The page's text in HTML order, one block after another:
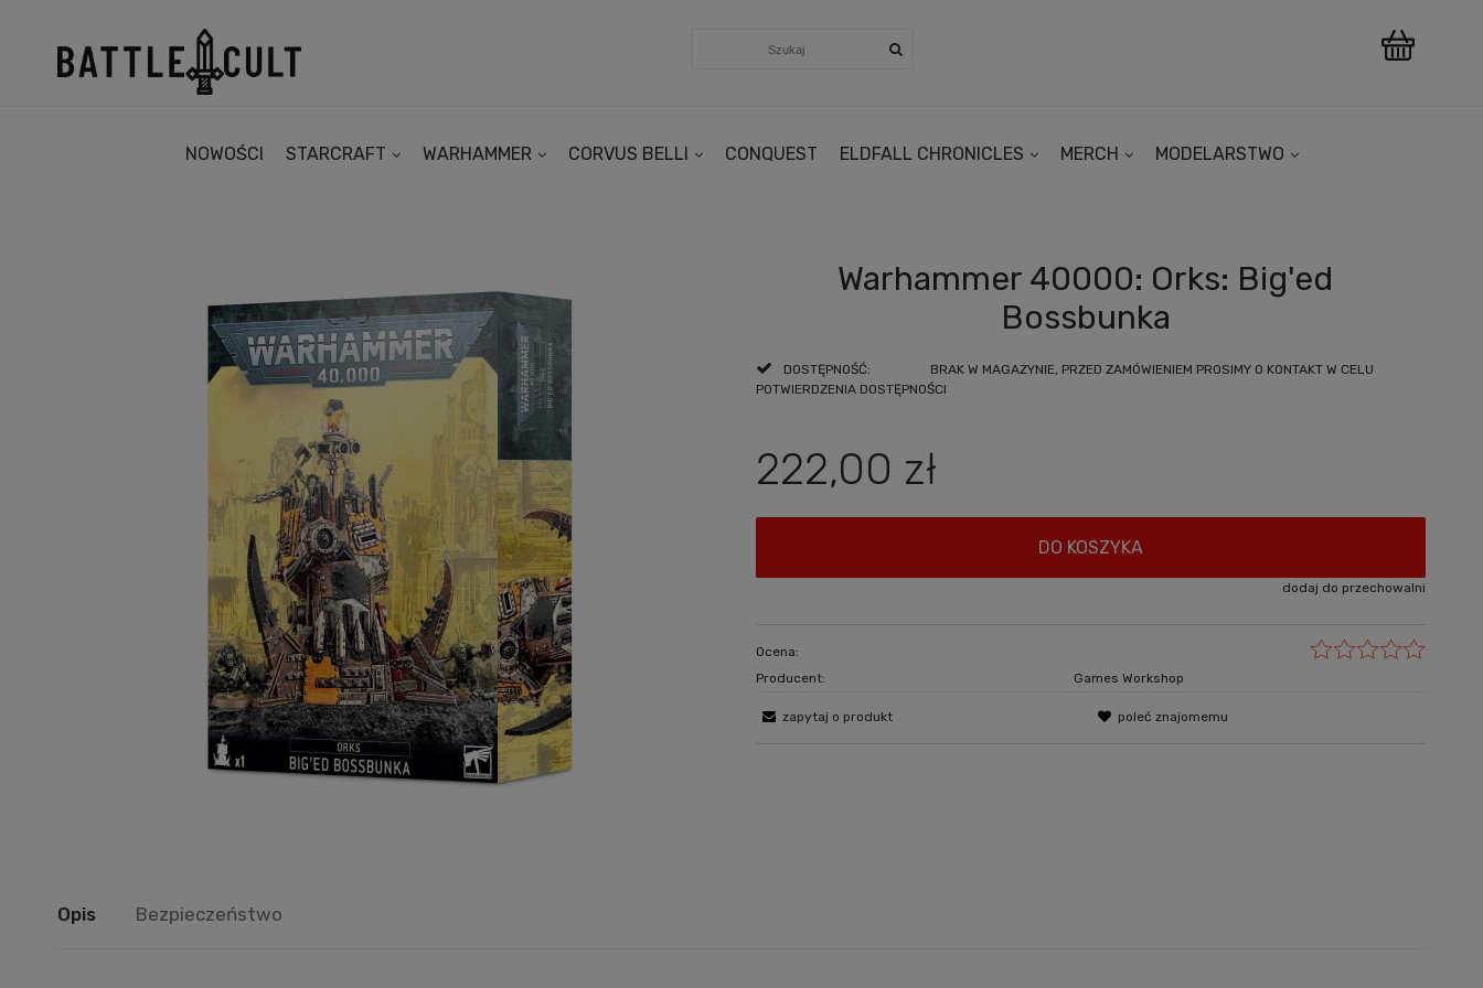
NOWOŚCI STARCRAFT WARHAMMER CORVUS BELLI CONQUEST ELDFALL CHRONICLES MERCH MODELARSTWO
Warhammer 40000: Orks: Big'ed
Bossbunka
DOSTĘPNOŚĆ:
BRAK W MAGAZYNIE, PRZED ZAMÓWIENIEM PROSIMY O KONTAKT W CELU
POTWIERDZENIA DOSTĘPNOŚCI
222,00 zł
DO KOSZYKA
dodaj do przechowalni
Ocena:
Producent:
Games Workshop
zapytaj o produkt poleć znajomemu
Opis Bezpieczeństwo